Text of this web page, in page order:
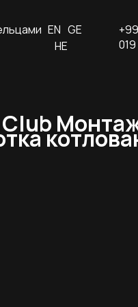
EN GE
HE
019